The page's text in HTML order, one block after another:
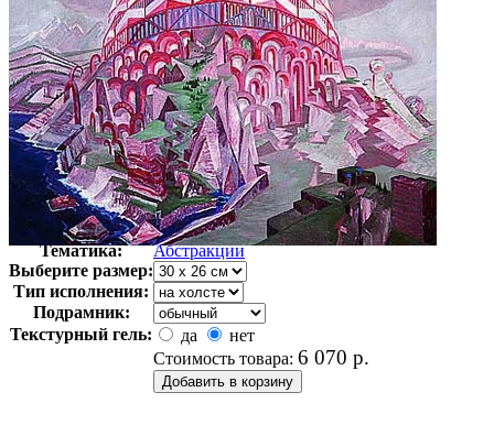
Автор:
Хаблик Венцель
Арт-стиль
Абстракционизм
Тематика:
Абстракции
Выберите размер:
Тип исполнения:
Подрамник:
Текстурный гель:
да
нет
Стоимость товара: 6 070 р.